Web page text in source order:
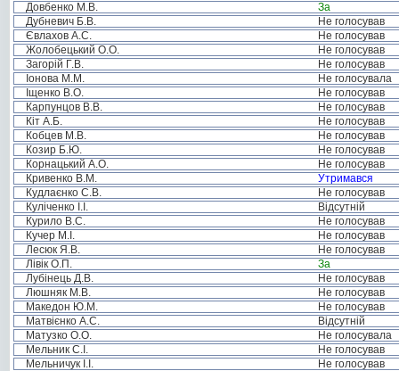
Довбенко М.В.
За
Дубневич Б.В.
Не голосував
Євлахов А.С.
Не голосував
Жолобецький О.О.
Не голосував
Загорій Г.В.
Не голосував
Іонова М.М.
Не голосувала
Іщенко В.О.
Не голосував
Карпунцов В.В.
Не голосував
Кіт А.Б.
Не голосував
Кобцев М.В.
Не голосував
Козир Б.Ю.
Не голосував
Корнацький А.О.
Не голосував
Кривенко В.М.
Утримався
Кудлаєнко С.В.
Не голосував
Куліченко І.І.
Відсутній
Курило В.С.
Не голосував
Кучер М.І.
Не голосував
Лесюк Я.В.
Не голосував
Лівік О.П.
За
Лубінець Д.В.
Не голосував
Люшняк М.В.
Не голосував
Македон Ю.М.
Не голосував
Матвієнко А.С.
Відсутній
Матузко О.О.
Не голосувала
Мельник С.І.
Не голосував
Мельничук І.І.
Не голосував